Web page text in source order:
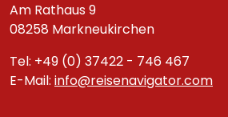
Am Rathaus 9
08258 Markneukirchen
Tel: +49 (0) 37422 - 746 467
E-Mail: info@reisenavigator.com